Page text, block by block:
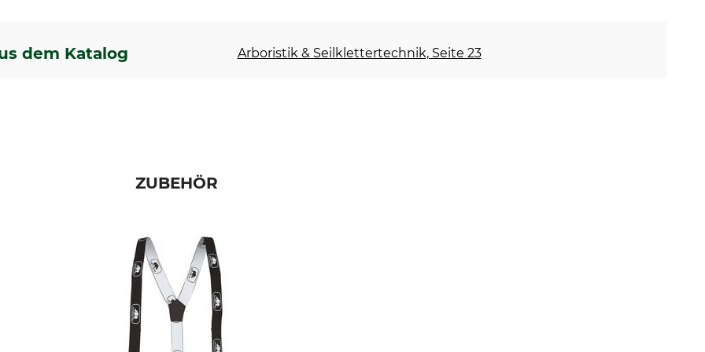
dem Katalog Arboristik & Seilklettertechnik, Seite 23
ZUBEHÖR